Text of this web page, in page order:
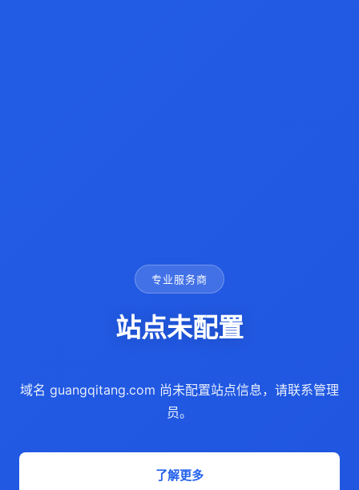
专业服务商
站点未配置
域名 guangqitang.com 尚未配置站点信息，请联系管理
员。
了解更多